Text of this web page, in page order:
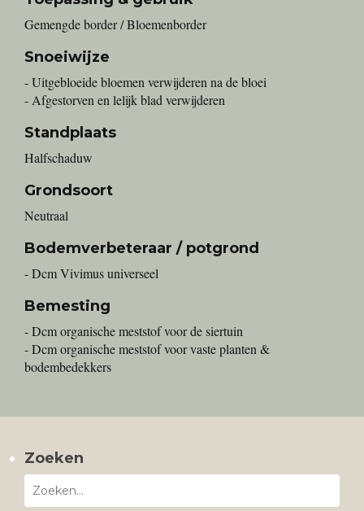
Gemengde border / Bloemenborder
Snoeiwijze
- Uitgebloeide bloemen verwijderen na de bloei
- Afgestorven en lelijk blad verwijderen
Standplaats
Halfschaduw
Grondsoort
Neutraal
Bodemverbeteraar / potgrond
- Dcm Vivimus universeel
Bemesting
- Dcm organische meststof voor de siertuin
- Dcm organische meststof voor vaste planten &
bodembedekkers
Zoeken